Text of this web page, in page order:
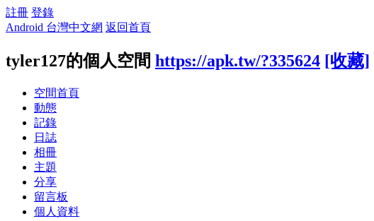
註冊 登錄
Android 台灣中文網 返回首頁
tyler127的個人空間 https://apk.tw/?335624 [收藏]
空間首頁
動態
記錄
日誌
相冊
主題
分享
留言板
個人資料